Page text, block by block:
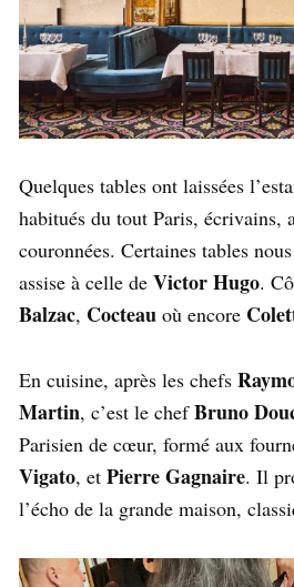
Quelques tables ont laissées
habitués du tout Paris, écrivains,
couronnées. Certaines tables
assise à celle de Victor Hugo.
Balzac, Cocteau où encore
En cuisine, après les chefs
Martin, c’est le chefBruno
Parisien de cœur, formé aux
Vigato, et Pierre Gagnaire. Il
l’écho de la grande maison,